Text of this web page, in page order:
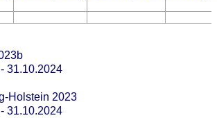
31.10.2024
Holstein 2023
31.10.2024